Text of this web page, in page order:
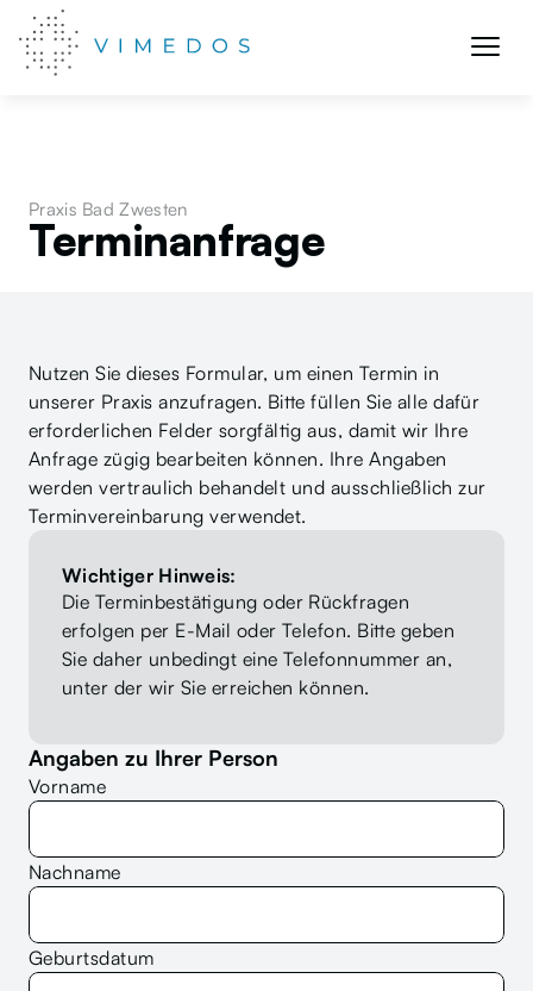
Praxis Bad Zwesten
Terminanfrage
Nutzen Sie dieses Formular, um einen Termin in
unserer Praxis anzufragen. Bitte füllen Sie alle dafür
erforderlichen Felder sorgfältig aus, damit wir Ihre
Anfrage zügig bearbeiten können. Ihre Angaben
werden vertraulich behandelt und ausschließlich zur
Terminvereinbarung verwendet.
Wichtiger Hinweis:
Die Terminbestätigung oder Rückfragen
erfolgen per E-Mail oder Telefon. Bitte geben
Sie daher unbedingt eine Telefonnummer an,
unter der wir Sie erreichen können.
Angaben zu Ihrer Person
Vorname
Nachname
Geburtsdatum